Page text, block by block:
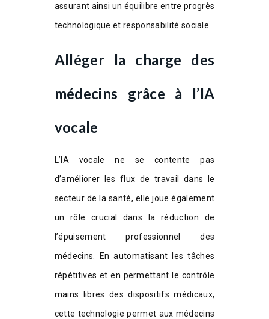
assurant ainsi un équilibre entre progrès
technologique et responsabilité sociale.
Alléger la charge des
médecins grâce à l’IA
vocale
L’IA vocale ne se contente pas
d’améliorer les flux de travail dans le
secteur de la santé, elle joue également
un rôle crucial dans la réduction de
l’épuisement professionnel des
médecins. En automatisant les tâches
répétitives et en permettant le contrôle
mains libres des dispositifs médicaux,
cette technologie permet aux médecins